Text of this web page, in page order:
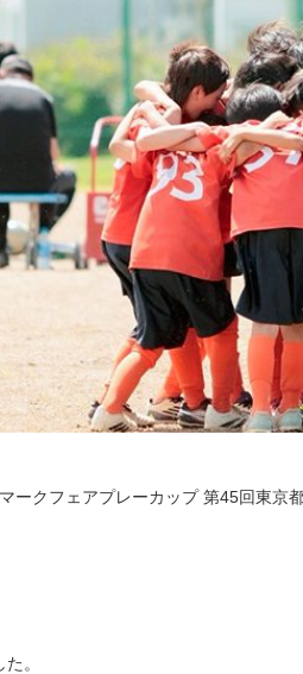
ークフェアプレーカップ 第45回東京
。